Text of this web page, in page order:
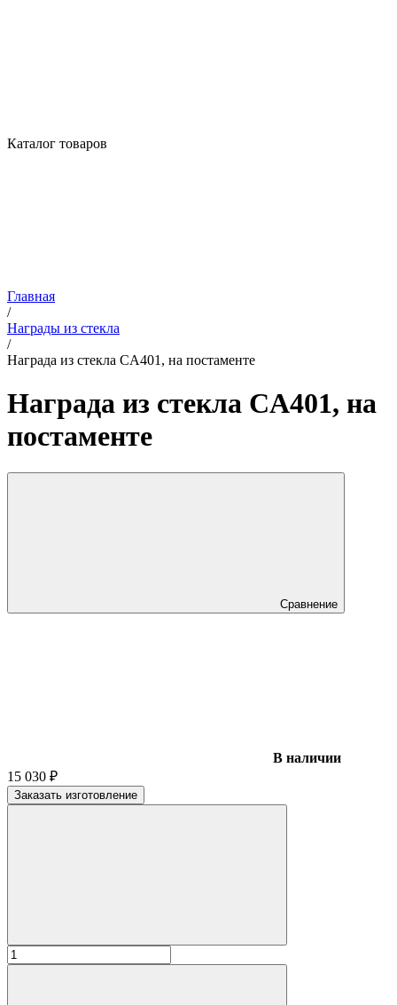
Каталог товаров
Главная
/
Награды из стекла
/
Награда из стекла CA401, на постаменте
Награда из стекла CA401, на
постаменте
Сравнение
В наличии
15 030 ₽
Заказать изготовление